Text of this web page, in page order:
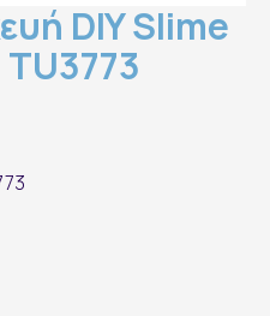
DIY Slime
TU3773